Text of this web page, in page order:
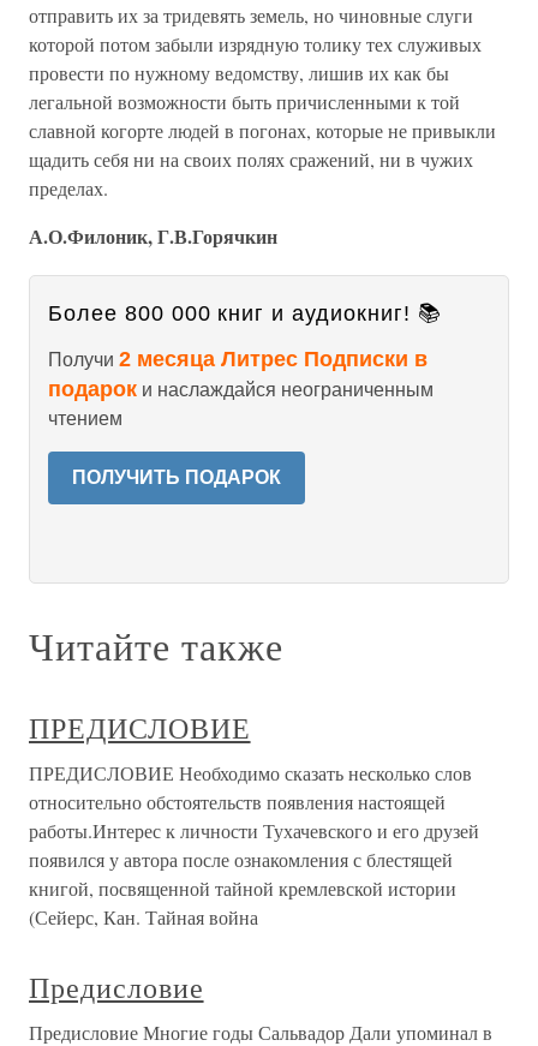
отправить их за тридевять земель, но чиновные слуги
которой потом забыли изрядную толику тех служивых
провести по нужному ведомству, лишив их как бы
легальной возможности быть причисленными к той
славной когорте людей в погонах, которые не привыкли
щадить себя ни на своих полях сражений, ни в чужих
пределах.
А.О.Филоник, Г.В.Горячкин
Более 800 000 книг и аудиокниг! 📚
Получи 2 месяца Литрес Подписки в
подарок и наслаждайся неограниченным
чтением
ПОЛУЧИТЬ ПОДАРОК
Читайте также
ПРЕДИСЛОВИЕ
ПРЕДИСЛОВИЕ Необходимо сказать несколько слов
относительно обстоятельств появления настоящей
работы.Интерес к личности Тухачевского и его друзей
появился у автора после ознакомления с блестящей
книгой, посвященной тайной кремлевской истории
(Сейерс, Кан. Тайная война
Предисловие
Предисловие Многие годы Сальвадор Дали упоминал в